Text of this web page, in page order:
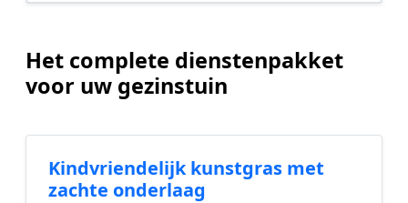
Het complete dienstenpakket
voor uw gezinstuin
Kindvriendelijk kunstgras met
zachte onderlaag